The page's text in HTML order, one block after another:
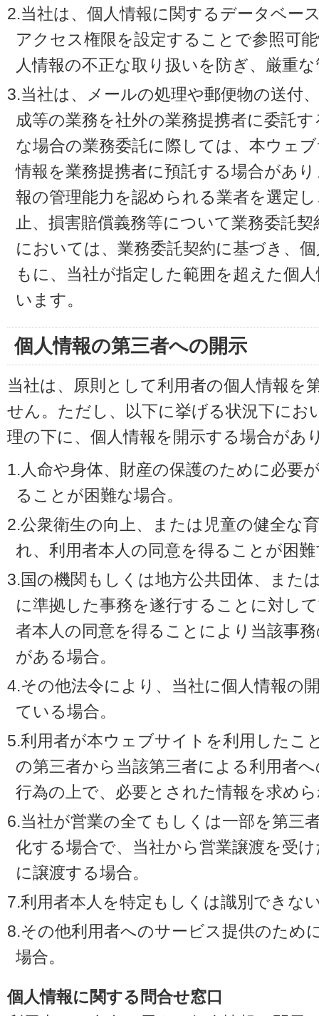
2.当社は、個人情報に関するデータベー
アクセス権限を設定することで参照可
人情報の不正な取り扱いを防ぎ、厳重
3.当社は、メールの処理や郵便物の送付
成等の業務を社外の業務提携者に委託
な場合の業務委託に際しては、本ウェ
情報を業務提携者に預託する場合があ
報の管理能力を認められる業者を選定
止、損害賠償義務等について業務委託
においては、業務委託契約に基づき、
もに、当社が指定した範囲を超えた個
います。
個人情報の第三者への開示
当社は、原則として利用者の個人情報を
せん。ただし、以下に挙げる状況下にお
理の下に、個人情報を開示する場合があ
1.人命や身体、財産の保護のために必要
ることが困難な場合。
2.公衆衛生の向上、または児童の健全な
れ、利用者本人の同意を得ることが困
3.国の機関もしくは地方公共団体、また
に準拠した事務を遂行することに対し
者本人の同意を得ることにより当該事
がある場合。
4.その他法令により、当社に個人情報の
ている場合。
5.利用者が本ウェブサイトを利用したこ
の第三者から当該第三者による利用者
行為の上で、必要とされた情報を求め
6.当社が営業の全てもしくは一部を第三
化する場合で、当社から営業譲渡を受
に譲渡する場合。
7.利用者本人を特定もしくは識別できな
8.その他利用者へのサービス提供のため
場合。
個人情報に関する問合せ窓口